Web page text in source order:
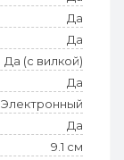
Да
Да
Да (с вилкой)
Да
Электронный
Да
9.1 см